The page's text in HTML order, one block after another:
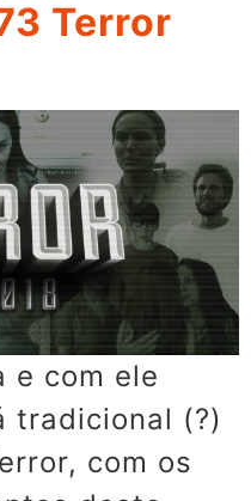
Terror
e com ele
tradicional (?)
com os